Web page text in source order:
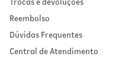
Trocas e devoluções
Reembolso
Dúvidas Frequentes
Central de Atendimento